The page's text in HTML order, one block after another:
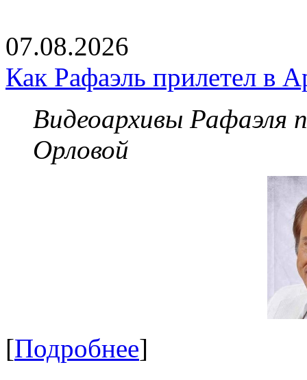
07.08.2026
Как Рафаэль прилетел в
Видеоархивы Рафаэля
Орловой
[Подробнее]